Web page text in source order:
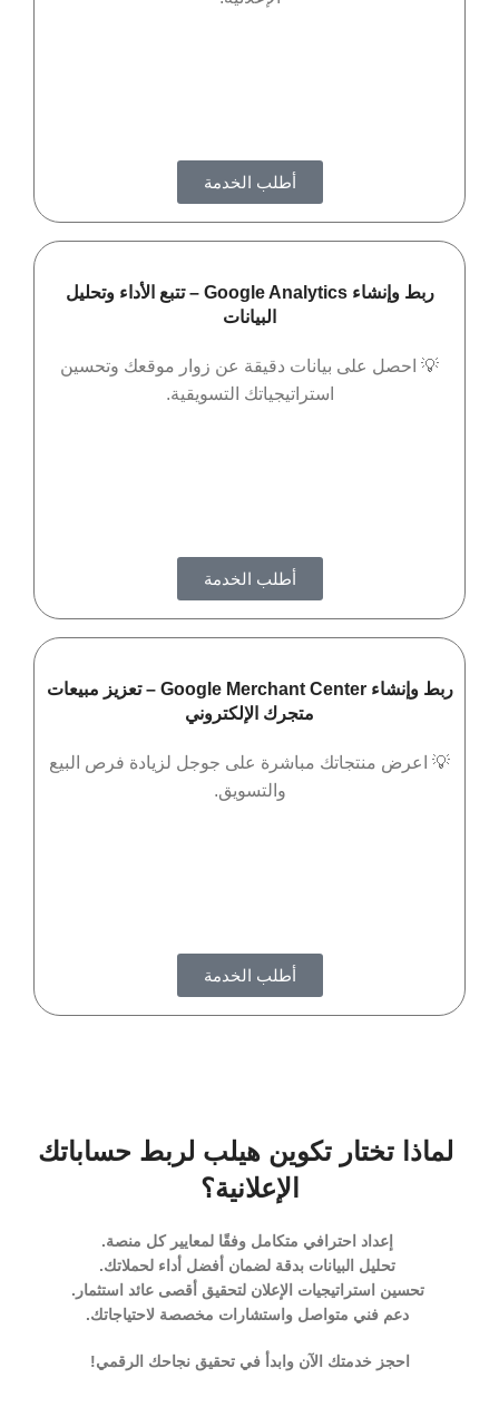
أطلب الخدمة
ربط وإنشاء Google Analytics – تتبع الأداء وتحليل
البيانات
💡 احصل على بيانات دقيقة عن زوار موقعك وتحسين
استراتيجياتك التسويقية.
أطلب الخدمة
ربط وإنشاء Google Merchant Center – تعزيز مبيعات
متجرك الإلكتروني
💡 اعرض منتجاتك مباشرة على جوجل لزيادة فرص البيع
والتسويق.
أطلب الخدمة
لماذا تختار تكوين هيلب لربط حساباتك
الإعلانية؟
إعداد احترافي متكامل وفقًا لمعايير كل منصة.
تحليل البيانات بدقة لضمان أفضل أداء لحملاتك.
تحسين استراتيجيات الإعلان لتحقيق أقصى عائد استثمار.
دعم فني متواصل واستشارات مخصصة لاحتياجاتك.
احجز خدمتك الآن وابدأ في تحقيق نجاحك الرقمي!